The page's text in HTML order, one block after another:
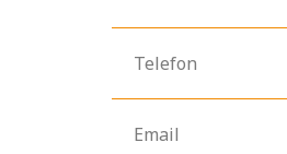
Telefon
Email